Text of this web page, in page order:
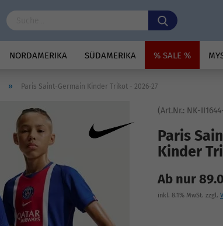
NORDAMERIKA SÜDAMERIKA % SALE %
» Paris Saint-Germain Kinder Trikot - 2026-27
(Art.Nr.: NK-
Paris
Kinder
Ab nur
inkl. 8.1% MwSt. zzgl.